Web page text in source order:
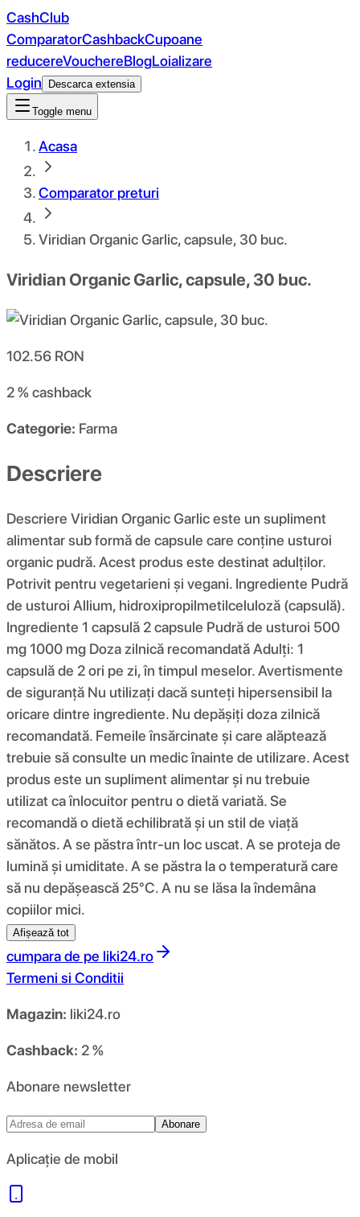
CashClub
ComparatorCashbackCupoane
reducereVouchereBlogLoializare
Login
Descarca extensia
Toggle menu
Acasa
Comparator preturi
Viridian Organic Garlic, capsule, 30 buc.
Viridian Organic Garlic, capsule, 30 buc.
102.56 RON
2 %cashback
Categorie: Farma
Descriere
Descriere Viridian Organic Garlic este un supliment
alimentar sub formă de capsule care conține usturoi
organic pudră. Acest produs este destinat adulților.
Potrivit pentru vegetarieni și vegani. Ingrediente Pudră
de usturoi Allium, hidroxipropilmetilceluloză (capsulă).
Ingrediente 1 capsulă 2 capsule Pudră de usturoi 500
mg 1000 mg Doza zilnică recomandată Adulți: 1
capsulă de 2 ori pe zi, în timpul meselor. Avertismente
de siguranță Nu utilizați dacă sunteți hipersensibil la
oricare dintre ingrediente. Nu depășiți doza zilnică
recomandată. Femeile însărcinate și care alăptează
trebuie să consulte un medic înainte de utilizare. Acest
produs este un supliment alimentar și nu trebuie
utilizat ca înlocuitor pentru o dietă variată. Se
recomandă o dietă echilibrată și un stil de viață
sănătos. A se păstra într-un loc uscat. A se proteja de
lumină și umiditate. A se păstra la o temperatură care
să nu depășească 25°C. A nu se lăsa la îndemâna
copiilor mici.
Afișează tot
cumpara de pe liki24.ro
Termeni si Conditii
Magazin: liki24.ro
Cashback: 2 %
Abonare newsletter
Abonare
Aplicație de mobil